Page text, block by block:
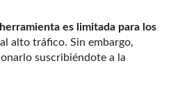
es limitada para los
alto tráfico. Sin embargo,
suscribiéndote a la